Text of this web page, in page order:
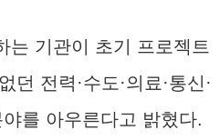
는 기관이 초기 프로젝트
던 전력·수도·의료·통신·
를 아우른다고 밝혔다.